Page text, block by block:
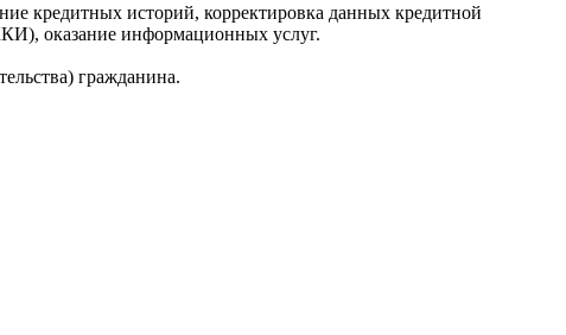
историй, корректировка данных кредитной
оказание информационных услуг.
гражданина.